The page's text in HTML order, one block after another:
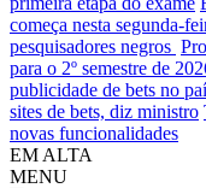
começa nesta segunda-
pesquisadores negros
para o 2º semestre de
publicidade de bets no
sites de bets, diz ministro
novas funcionalidades
EM ALTA
MENU